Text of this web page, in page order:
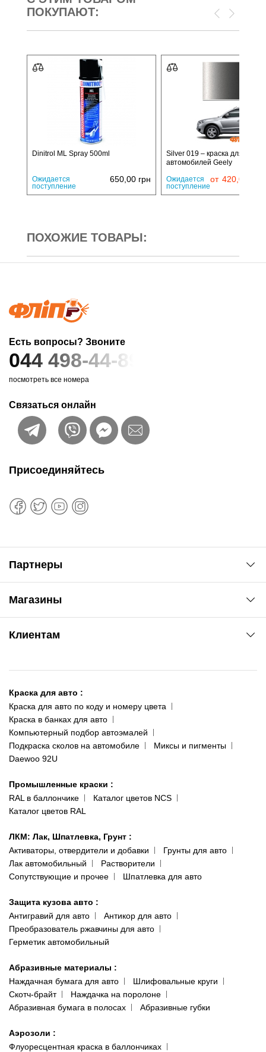
ПОКУПАЮТ:
Dinitrol ML Spray 500ml
Ожидается
поступление
650,00 грн
Silver 019 – краска для
автомобилей Geely
Ожидается
поступление
от 420,00
ПОХОЖИЕ ТОВАРЫ:
Есть вопросы? Звоните
044 498-44-89
посмотреть все номера
Связаться онлайн
Магазины
ул. Рабочая, 2-а
093 611-39-23
(ориентир: Интайм №40)
Одесса
пр-т Акад. Глушко, 29
066 554-97-70
Клиентам
Доставка и оплата
Сотрудничество
Наши публикации
Публичная оферта
Политика конфиденциальности
Присоединяйтесь
Партнеры
Сервис колористам
Краска для авто :
Краска для авто по коду и номеру цвета
Краска в банках для авто
Компьютерный подбор автоэмалей
Подкраска сколов на автомобиле
Миксы и пигменты
Daewoo 92U
Промышленные краски :
RAL в баллончике
Каталог цветов NCS
Каталог цветов RAL
ЛКМ: Лак, Шпатлевка, Грунт :
Активаторы, отвердители и добавки
Грунты для авто
Лак автомобильный
Растворители
Сопутствующие и прочее
Шпатлевка для авто
Защита кузова авто :
Антигравий для авто
Антикор для авто
Преобразователь ржавчины для авто
Герметик автомобильный
Абразивные материалы :
Наждачная бумага для авто
Шлифовальные круги
Скотч-брайт
Наждачка на поролоне
Абразивная бумага в полосах
Абразивные губки
Аэрозоли :
Флуоресцентная краска в баллончиках